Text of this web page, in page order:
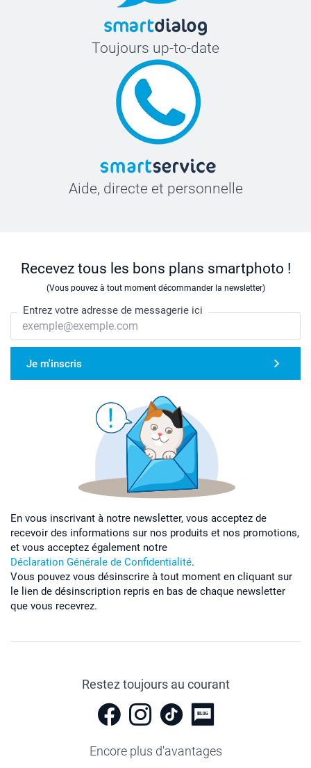
Toujours up-to-date
Aide, directe et personnelle
Recevez tous les bons plans smartphoto !
(Vous pouvez à tout moment décommander la newsletter)
Entrez votre adresse de messagerie ici
Je m'inscris
En vous inscrivant à notre newsletter, vous acceptez de
recevoir des informations sur nos produits et nos promotions,
et vous acceptez également notre
Déclaration Générale de Confidentialité.
Vous pouvez vous désinscrire à tout moment en cliquant sur
le lien de désinscription repris en bas de chaque newsletter
que vous recevrez.
Restez toujours au courant
Encore plus d'avantages